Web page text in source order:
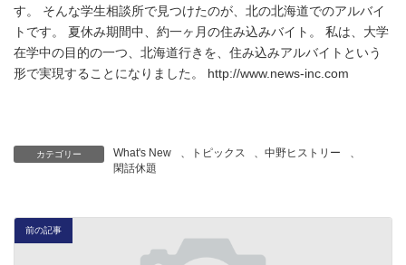
す。 そんな学生相談所で見つけたのが、北の北海道でのアルバイ
トです。 夏休み期間中、約一ヶ月の住み込みバイト。 私は、大学
在学中の目的の一つ、北海道行きを、住み込みアルバイトという
形で実現することになりました。 http://www.news-inc.com
カテゴリー What's New 、 トピックス 、中野ヒストリー
、
閑話休題
前の記事